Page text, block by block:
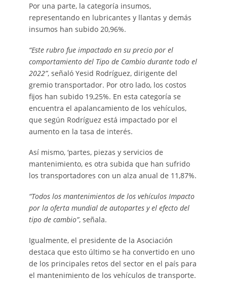
Por una parte, la categoría insumos,
representando en lubricantes y llantas y demás
insumos han subido 20,96%.
“Este rubro fue impactado en su precio por el
comportamiento del Tipo de Cambio durante todo el
2022”, señaló Yesid Rodríguez, dirigente del
gremio transportador. Por otro lado, los costos
fijos han subido 19,25%. En esta categoría se
encuentra el apalancamiento de los vehículos,
que según Rodríguez está impactado por el
aumento en la tasa de interés.
Así mismo, ‘partes, piezas y servicios de
mantenimiento, es otra subida que han sufrido
los transportadores con un alza anual de 11,87%.
“Todos los mantenimientos de los vehículos Impacto
por la oferta mundial de autopartes y el efecto del
tipo de cambio”, señala.
Igualmente, el presidente de la Asociación
destaca que esto último se ha convertido en uno
de los principales retos del sector en el país para
el mantenimiento de los vehículos de transporte.